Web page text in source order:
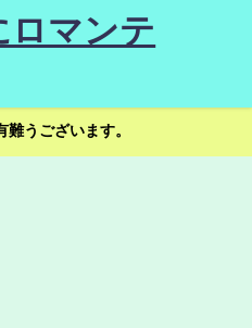
ロマンテ
うございます。